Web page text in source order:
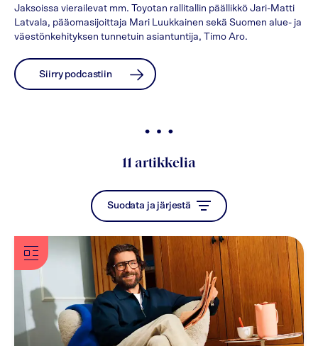
Jaksoissa vierailevat mm. Toyotan rallitallin päällikkö Jari-Matti
Latvala, pääomasijoittaja Mari Luukkainen sekä Suomen alue- ja
väestönkehityksen tunnetuin asiantuntija, Timo Aro.
Siirry podcastiin
11 artikkelia
Suodata ja järjestä